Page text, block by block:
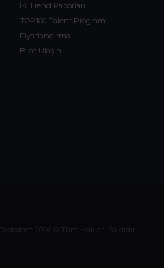
İK Trend Raporları
TOP100 Talent Program
Fiyatlandırma
Bize Ulaşın
Toptalent 2026 © Tüm Hakları Saklıdır.